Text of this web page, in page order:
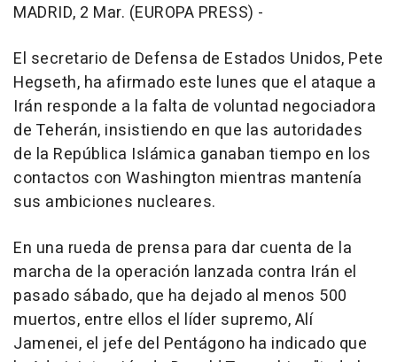
MADRID, 2 Mar. (EUROPA PRESS) -
El secretario de Defensa de Estados Unidos, Pete
Hegseth, ha afirmado este lunes que el ataque a
Irán responde a la falta de voluntad negociadora
de Teherán, insistiendo en que las autoridades
de la República Islámica ganaban tiempo en los
contactos con Washington mientras mantenía
sus ambiciones nucleares.
En una rueda de prensa para dar cuenta de la
marcha de la operación lanzada contra Irán el
pasado sábado, que ha dejado al menos 500
muertos, entre ellos el líder supremo, Alí
Jamenei, el jefe del Pentágono ha indicado que